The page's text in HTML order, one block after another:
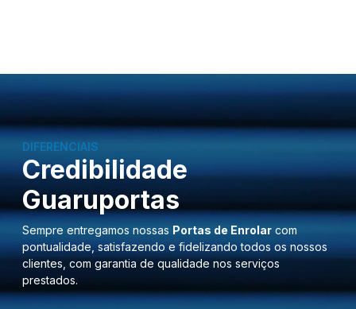
DIFERENCIAIS
Credibilidade
Guaruportas
Sempre entregamos nossas Portas de Enrolar com
pontualidade, satisfazendo e fidelizando todos os nossos
clientes, com garantia de qualidade nos serviços
prestados.